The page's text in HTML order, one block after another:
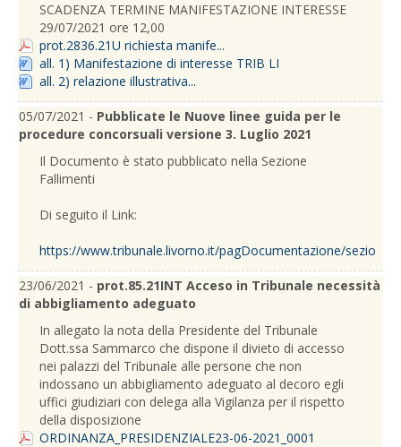
SCADENZA TERMINE MANIFESTAZIONE INTERESSE
29/07/2021 ore 12,00
prot.2836.21U richiesta manife...
all. 1) Manifestazione di interesse TRIB LI
all. 2) relazione illustrativa...
05/07/2021 - Pubblicate le Nuove linee guida per le
procedure concorsuali versione 3. Luglio 2021
Il Documento è stato pubblicato nella Sezione
Fallimenti
Di seguito il Link:
https://www.tribunale.livorno.it/pagDocumentazione/
23/06/2021 - prot.85.21INT Acceso in Tribunale necessità
di abbigliamento adeguato
In allegato la nota della Presidente del Tribunale
Dott.ssa Sammarco che dispone il divieto di accesso
nei palazzi del Tribunale alle persone che non
indossano un abbigliamento adeguato al decoro egli
uffici giudiziari con delega alla Vigilanza per il rispetto
della disposizione
ORDINANZA_PRESIDENZIALE23-06-2021_0001